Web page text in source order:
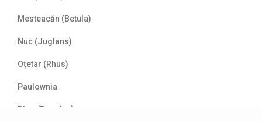
Mesteacăn (Betula)
Nuc (Juglans)
Oțetar (Rhus)
Paulownia
Plop (Populus)